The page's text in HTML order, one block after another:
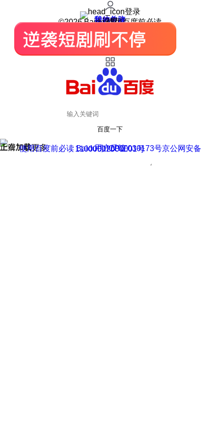
登录
我的关注
我的收藏
皮肤中心
用户反馈
设置
©2026 Baidu 使用百度前必读
百度一下
正在加载
上滑加载更多 用户反馈
使用百度前必读 Baidu 京ICP证030173号
京公网安备11000002000001号